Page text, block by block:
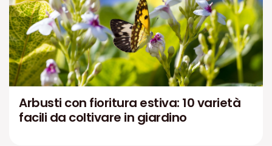
Arbusti con fioritura estiva: 10 varietà
facili da coltivare in giardino